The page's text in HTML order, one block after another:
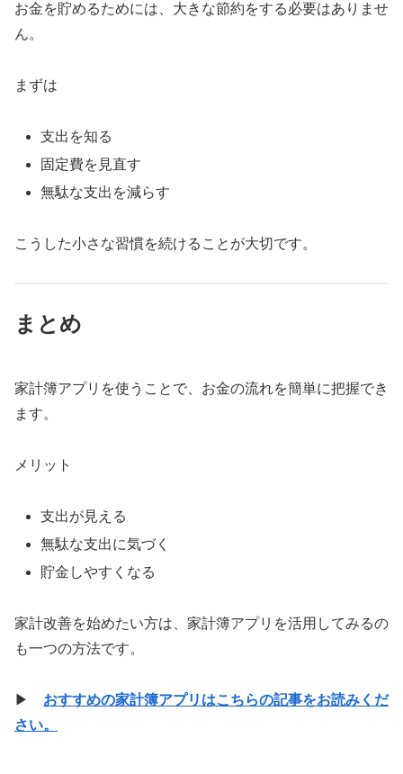
お金を貯めるためには、大きな節約をする必要はありませ
ん。
まずは
支出を知る
固定費を見直す
無駄な支出を減らす
こうした小さな習慣を続けることが大切です。
まとめ
家計簿アプリを使うことで、お金の流れを簡単に把握でき
ます。
メリット
支出が見える
無駄な支出に気づく
貯金しやすくなる
家計改善を始めたい方は、家計簿アプリを活用してみるの
も一つの方法です。
▶ おすすめの家計簿アプリはこちらの記事をお読みくだ
さい。